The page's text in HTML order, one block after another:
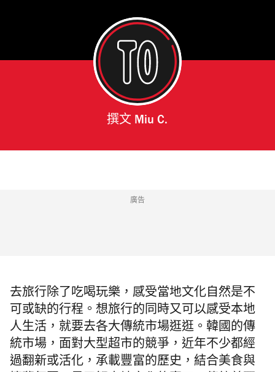
撰文 Miu C.
廣告
去旅行除了吃喝玩樂，感受當地文化自然是不
可或缺的行程。想旅行的同時又可以感受本地
人生活，就要去各大傳統市場逛逛。韓國的傳
統市場，面對大型超市的競爭，近年不少都經
過翻新或活化，承載豐富的歷史，結合美食與